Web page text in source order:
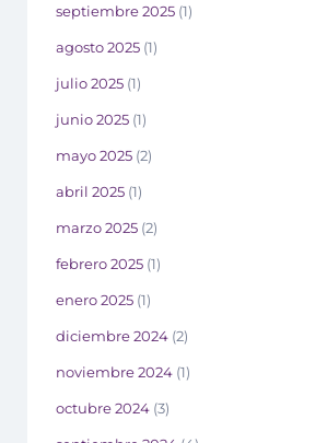
septiembre 2025 (1)
agosto 2025 (1)
julio 2025 (1)
junio 2025 (1)
mayo 2025 (2)
abril 2025 (1)
marzo 2025 (2)
febrero 2025 (1)
enero 2025 (1)
diciembre 2024 (2)
noviembre 2024 (1)
octubre 2024 (3)